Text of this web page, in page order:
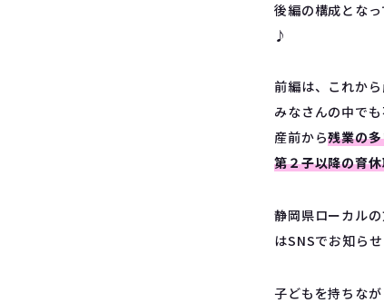
後編の構成とな
♪
前編は、これか
みなさんの中で
産前から残業の
第２子以降の育
静岡県ローカル
はSNSでお知ら
子どもを持ちな